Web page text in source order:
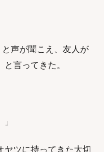
声が聞こえ、友人が
言ってきた。
ヤツに持ってきた大切